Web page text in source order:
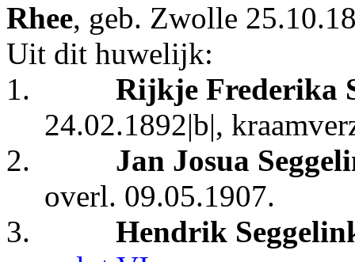
Rhee, geb. Zwolle
Uit dit huwelijk:
1.
Rijkje Frederika
24.02.1892|b|,
2.
Jan Josua
overl. 09.05.1907.
3.
Hendrik